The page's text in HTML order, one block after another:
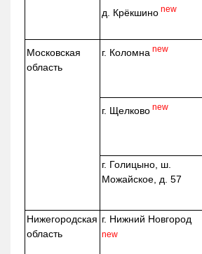
д. Крёкшино new
Московская
область
г. Коломна new
г. Щелково new
г. Голицыно, ш.
Можайское, д. 57
Нижегородская
область
г. Нижний Новгород
new